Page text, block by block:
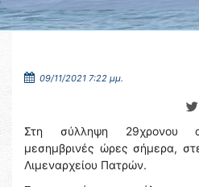
09/11/2021 7:22 μμ.
Στη σύλληψη 29χρονου
μεσημβρινές ώρες σήμερα,
Λιμεναρχείου Πατρών.